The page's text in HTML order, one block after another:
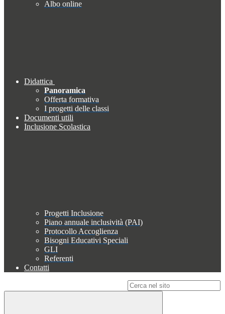
Albo online
Didattica
Panoramica
Offerta formativa
I progetti delle classi
Documenti utili
Inclusione Scolastica
Progetti Inclusione
Piano annuale inclusività (PAI)
Protocollo Accoglienza
Bisogni Educativi Speciali
GLI
Referenti
Contatti